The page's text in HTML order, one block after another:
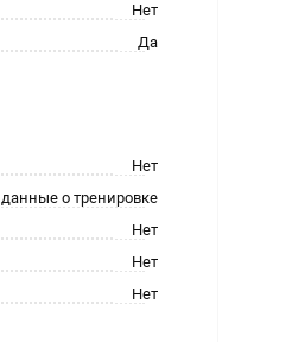
Нет
Да
Нет
данные о тренировке
Нет
Нет
Нет